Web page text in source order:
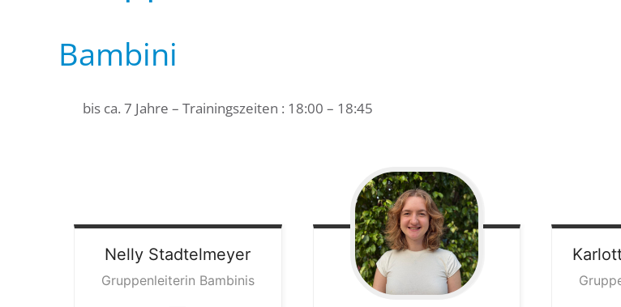
Bambini
bis ca. 7 Jahre – Trainingszeiten : 18:00 – 18:45
Nelly Stadtelmeyer
Gruppenleiterin Bambinis